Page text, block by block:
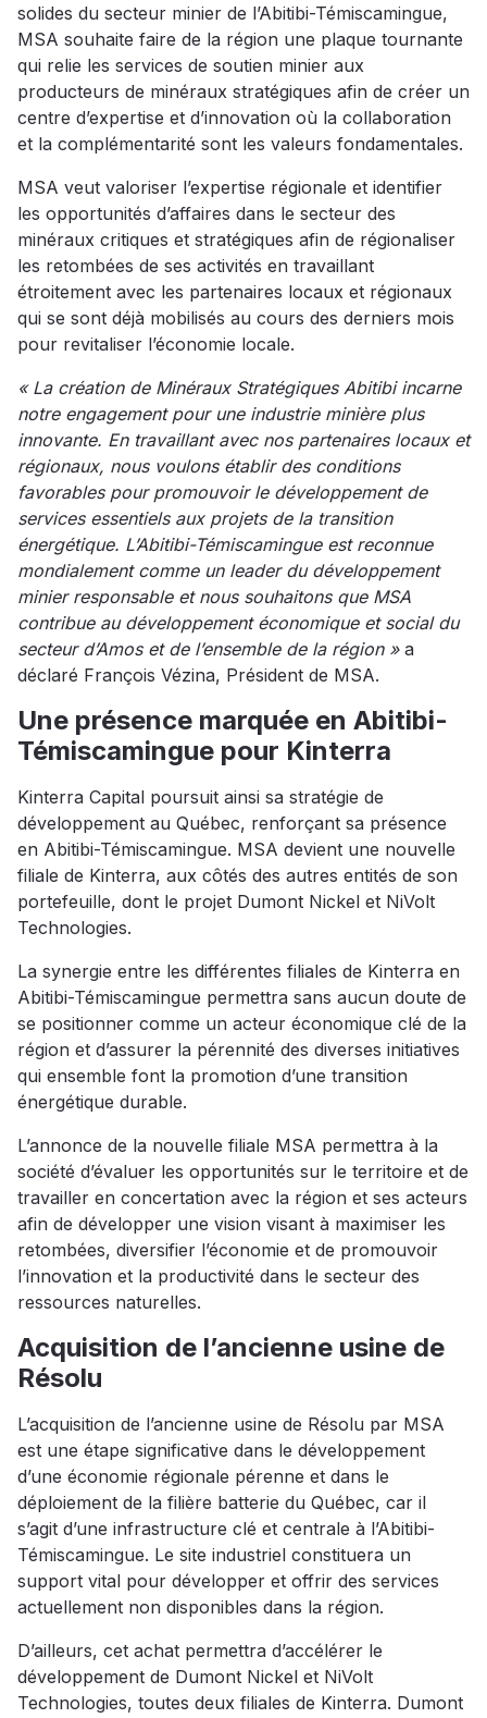
solides du secteur minier de l’Abitibi-Témiscamingue,
MSA souhaite faire de la région une plaque tournante
qui relie les services de soutien minier aux
producteurs de minéraux stratégiques afin de créer un
centre d’expertise et d’innovation où la collaboration
et la complémentarité sont les valeurs fondamentales.
MSA veut valoriser l’expertise régionale et identifier
les opportunités d’affaires dans le secteur des
minéraux critiques et stratégiques afin de régionaliser
les retombées de ses activités en travaillant
étroitement avec les partenaires locaux et régionaux
qui se sont déjà mobilisés au cours des derniers mois
pour revitaliser l’économie locale.
« La création de Minéraux Stratégiques Abitibi incarne
notre engagement pour une industrie minière plus
innovante. En travaillant avec nos partenaires locaux et
régionaux, nous voulons établir des conditions
favorables pour promouvoir le développement de
services essentiels aux projets de la transition
énergétique. L’Abitibi-Témiscamingue est reconnue
mondialement comme un leader du développement
minier responsable et nous souhaitons que MSA
contribue au développement économique et social du
secteur d’Amos et de l’ensemble de la région » a
déclaré François Vézina, Président de MSA.
Une présence marquée en Abitibi-
Témiscamingue pour Kinterra
Kinterra Capital poursuit ainsi sa stratégie de
développement au Québec, renforçant sa présence
en Abitibi-Témiscamingue. MSA devient une nouvelle
filiale de Kinterra, aux côtés des autres entités de son
portefeuille, dont le projet Dumont Nickel et NiVolt
Technologies.
La synergie entre les différentes filiales de Kinterra en
Abitibi-Témiscamingue permettra sans aucun doute de
se positionner comme un acteur économique clé de la
région et d’assurer la pérennité des diverses initiatives
qui ensemble font la promotion d’une transition
énergétique durable.
L’annonce de la nouvelle filiale MSA permettra à la
société d’évaluer les opportunités sur le territoire et de
travailler en concertation avec la région et ses acteurs
afin de développer une vision visant à maximiser les
retombées, diversifier l’économie et de promouvoir
l’innovation et la productivité dans le secteur des
ressources naturelles.
Acquisition de l’ancienne usine de
Résolu
L’acquisition de l’ancienne usine de Résolu par MSA
est une étape significative dans le développement
d’une économie régionale pérenne et dans le
déploiement de la filière batterie du Québec, car il
s’agit d’une infrastructure clé et centrale à l’Abitibi-
Témiscamingue. Le site industriel constituera un
support vital pour développer et offrir des services
actuellement non disponibles dans la région.
D’ailleurs, cet achat permettra d’accélérer le
développement de Dumont Nickel et NiVolt
Technologies, toutes deux filiales de Kinterra. Dumont